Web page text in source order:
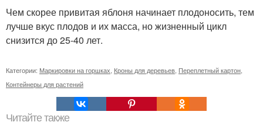
Чем скорее привитая яблоня начинает плодоносить, тем
лучше вкус плодов и их масса, но жизненный цикл
снизится до 25-40 лет.
Категории: Маркировки на горшках Кроны для деревьев Переплетный картон
Контейнеры для растений
Читайте также